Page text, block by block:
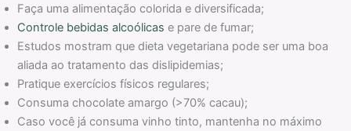
Faça uma alimentação colorida e diversificada;
Controle bebidas alcoólicase pare de fumar;
Estudos mostram que dieta vegetariana pode ser uma boa
aliada ao tratamento das dislipidemias;
Pratique exercícios físicos regulares;
Consuma chocolate amargo (>70% cacau);
Caso você já consuma vinho tinto, mantenha no máximo